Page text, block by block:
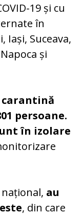
19 și cu
în
Iași, Suceava,
și
persoane.
în izolare
național, au
, din care